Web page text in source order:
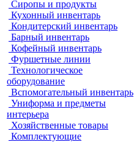
Сиропы и продукты
Кухонный инвентарь
Кондитерский инвентарь
Барный инвентарь
Кофейный инвентарь
Фуршетные линии
Технологическое
оборудование
Вспомогательный инвентарь
Униформа и предметы
интерьера
Хозяйственные товары
Комплектующие